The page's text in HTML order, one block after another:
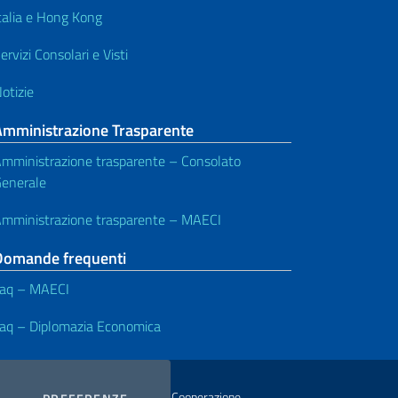
e Hong Kong
Consolari e Visti
Trasparente
trasparente – Consolato
trasparente – MAECI
frequenti
– MAECI
– Diplomazia Economica